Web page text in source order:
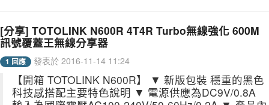
[分享] TOTOLINK N600R 4T4R Turbo無線強化 600M
訊號覆蓋王無線分享器
1 回應 發表於 2016-11-14 11:24
【開箱 TOTOLINK N600R】 ▼ 新版包裝 穩重的黑色
科技感搭配主要特色說明 ▼ 電源供應為DC9V/0.8A